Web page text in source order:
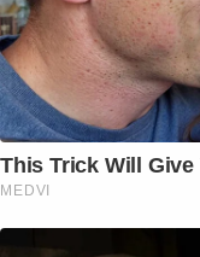
This Trick Will
MEDVI